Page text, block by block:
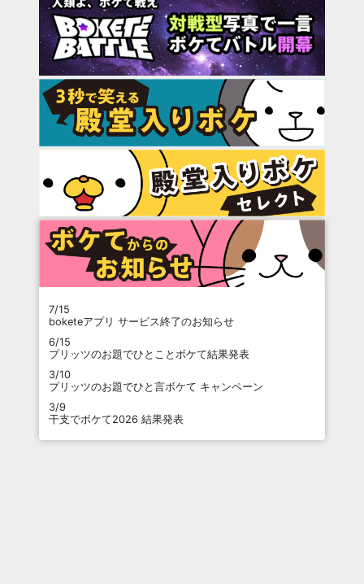
7/15
boketeアプリ サービス終了のお知らせ
6/15
プリッツのお題でひとことボケて結果発表
3/10
プリッツのお題でひと言ボケて キャンペーン
3/9
干支でボケて2026 結果発表